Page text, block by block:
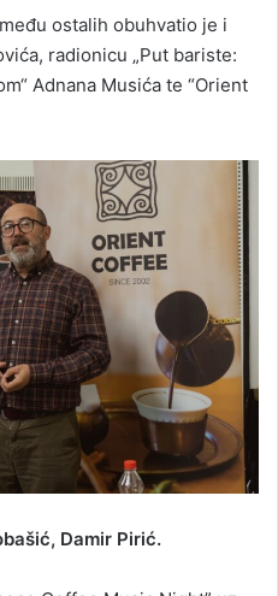
ostalih obuhvatio je i
radionicu „Put bariste:
Adnana Musića te “Orient
Damir Pirić.